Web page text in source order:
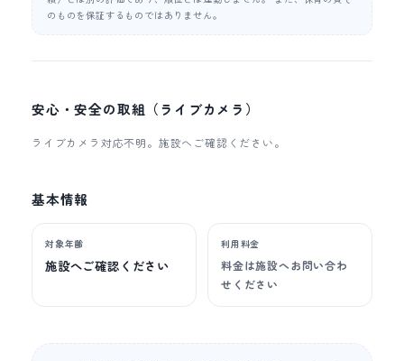
のものを保証するものではありません。
安心・安全の取組（ライブカメラ）
ライブカメラ対応不明。施設へご確認ください。
基本情報
対象年齢
施設へご確認ください
利用料金
料金は施設へお問い合わ
せください